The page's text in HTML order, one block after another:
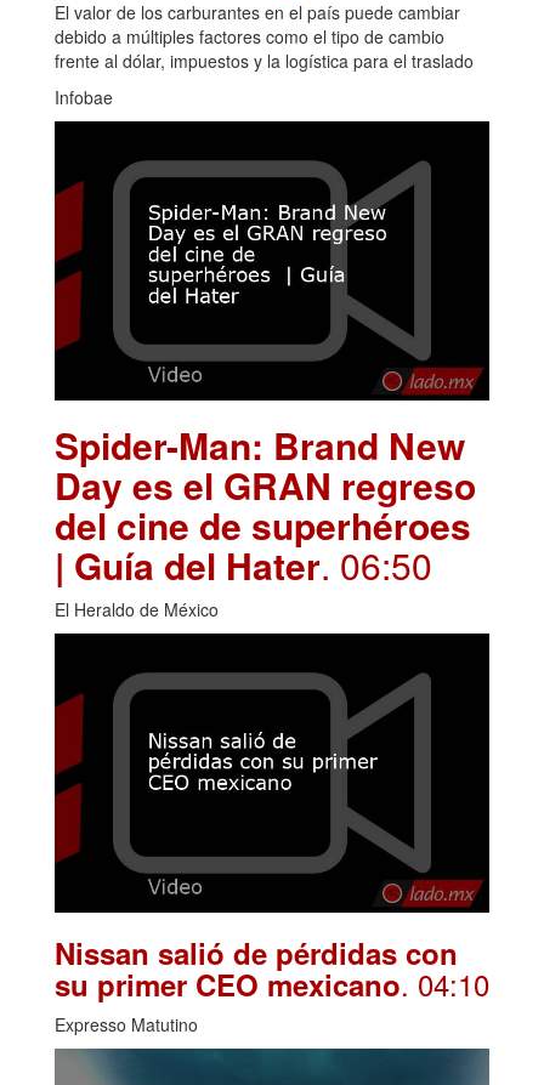
El valor de los carburantes en el país puede cambiar
debido a múltiples factores como el tipo de cambio
frente al dólar, impuestos y la logística para el traslado
Infobae
Spider-Man: Brand New
Day es el GRAN regreso
del cine de superhéroes
| Guía del Hater. 06:50
El Heraldo de México
Nissan salió de pérdidas con
su primer CEO mexicano. 04:10
Expresso Matutino